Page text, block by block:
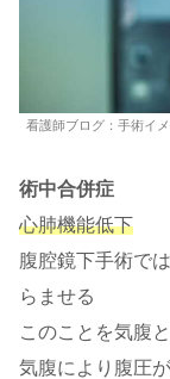
看護師ブログ：手術イ
術中合併症
心肺機能低下
腹腔鏡下手術で
らませる
このことを気腹
気腹により腹圧